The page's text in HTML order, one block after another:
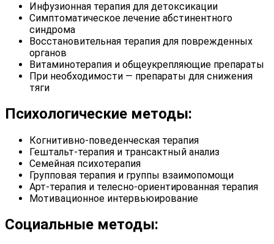
Инфузионная терапия для детоксикации
Симптоматическое лечение абстинентного
синдрома
Восстановительная терапия для поврежденных
органов
Витаминотерапия и общеукрепляющие препараты
При необходимости — препараты для снижения
тяги
Психологические методы:
Когнитивно-поведенческая терапия
Гештальт-терапия и трансактный анализ
Семейная психотерапия
Групповая терапия и группы взаимопомощи
Арт-терапия и телесно-ориентированная терапия
Мотивационное интервьюирование
Социальные методы: